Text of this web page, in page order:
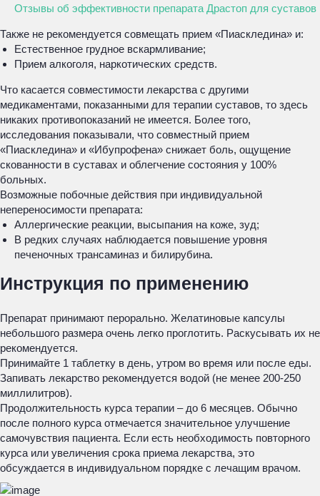
Отзывы об эффективности препарата Драстоп для суставов
Также не рекомендуется совмещать прием «Пиаскледина» и:
Естественное грудное вскармливание;
Прием алкоголя, наркотических средств.
Что касается совместимости лекарства с другими
медикаментами, показанными для терапии суставов, то здесь
никаких противопоказаний не имеется. Более того,
исследования показывали, что совместный прием
«Пиаскледина» и «Ибупрофена» снижает боль, ощущение
скованности в суставах и облегчение состояния у 100%
больных.
Возможные побочные действия при индивидуальной
непереносимости препарата:
Аллергические реакции, высыпания на коже, зуд;
В редких случаях наблюдается повышение уровня
печеночных трансаминаз и билирубина.
Инструкция по применению
Препарат принимают перорально. Желатиновые капсулы
небольшого размера очень легко проглотить. Раскусывать их не
рекомендуется.
Принимайте 1 таблетку в день, утром во время или после еды.
Запивать лекарство рекомендуется водой (не менее 200-250
миллилитров).
Продолжительность курса терапии – до 6 месяцев. Обычно
после полного курса отмечается значительное улучшение
самочувствия пациента. Если есть необходимость повторного
курса или увеличения срока приема лекарства, это
обсуждается в индивидуальном порядке с лечащим врачом.